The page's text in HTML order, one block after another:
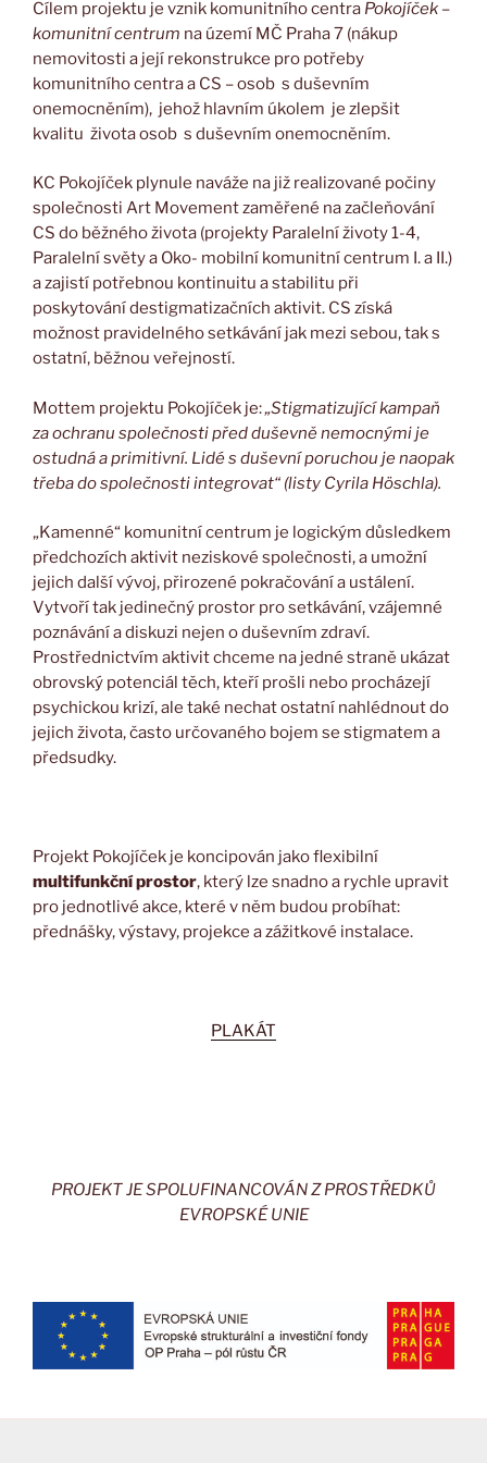
Cílem projektu je vznik komunitního centra Pokojíček –
komunitní centrum na území MČ Praha 7 (nákup
nemovitosti a její rekonstrukce pro potřeby
komunitního centra a CS – osob s duševním
onemocněním), jehož hlavním úkolem je zlepšit
kvalitu života osob s duševním onemocněním.
KC Pokojíček plynule naváže na již realizované počiny
společnosti Art Movement zaměřené na začleňování
CS do běžného života (projekty Paralelní životy 1-4,
Paralelní světy a Oko- mobilní komunitní centrum I. a II.)
a zajistí potřebnou kontinuitu a stabilitu při
poskytování destigmatizačních aktivit. CS získá
možnost pravidelného setkávání jak mezi sebou, tak s
ostatní, běžnou veřejností.
Mottem projektu Pokojíček je:„Stigmatizující kampaň
za ochranu společnosti před duševně nemocnými je
ostudná a primitivní. Lidé s duševní poruchou je naopak
třeba do společnosti integrovat“ (listy Cyrila Höschla).
„Kamenné“ komunitní centrum je logickým důsledkem
předchozích aktivit neziskové společnosti, a umožní
jejich další vývoj, přirozené pokračování a ustálení.
Vytvoří tak jedinečný prostor pro setkávání, vzájemné
poznávání a diskuzi nejen o duševním zdraví.
Prostřednictvím aktivit chceme na jedné straně ukázat
obrovský potenciál těch, kteří prošli nebo procházejí
psychickou krizí, ale také nechat ostatní nahlédnout do
jejich života, často určovaného bojem se stigmatem a
předsudky.
Projekt Pokojíček je koncipován jako flexibilní
multifunkční prostor, který lze snadno a rychle upravit
pro jednotlivé akce, které v něm budou probíhat:
přednášky, výstavy, projekce a zážitkové instalace.
PLAKÁT
PROJEKT JE SPOLUFINANCOVÁN Z PROSTŘEDKŮ
EVROPSKÉ UNIE